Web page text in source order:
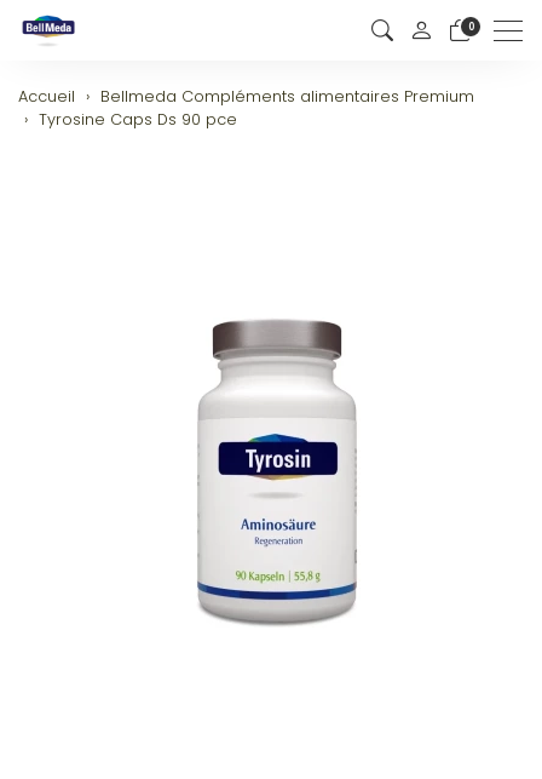
0
Accueil
Bellmeda Compléments alimentaires Premium
Tyrosine Caps Ds 90 pce